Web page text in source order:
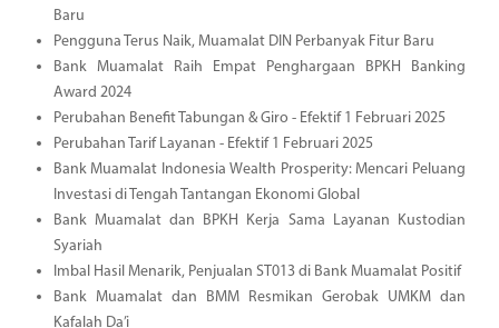
Baru
Pengguna Terus Naik, Muamalat DIN Perbanyak Fitur Baru
Bank Muamalat Raih Empat Penghargaan BPKH Banking
Award 2024
Perubahan Benefit Tabungan & Giro - Efektif 1 Februari 2025
Perubahan Tarif Layanan - Efektif 1 Februari 2025
Bank Muamalat Indonesia Wealth Prosperity: Mencari Peluang
Investasi di Tengah Tantangan Ekonomi Global
Bank Muamalat dan BPKH Kerja Sama Layanan Kustodian
Syariah
Imbal Hasil Menarik, Penjualan ST013 di Bank Muamalat Positif
Bank Muamalat dan BMM Resmikan Gerobak UMKM dan
Kafalah Da’i